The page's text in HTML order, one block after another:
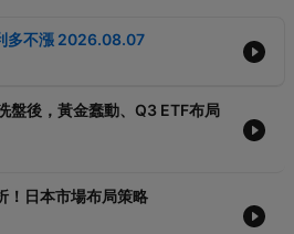
多不漲 2026.08.07
盤後，黃金蠢動、Q3 ETF布局
！日本市場布局策略